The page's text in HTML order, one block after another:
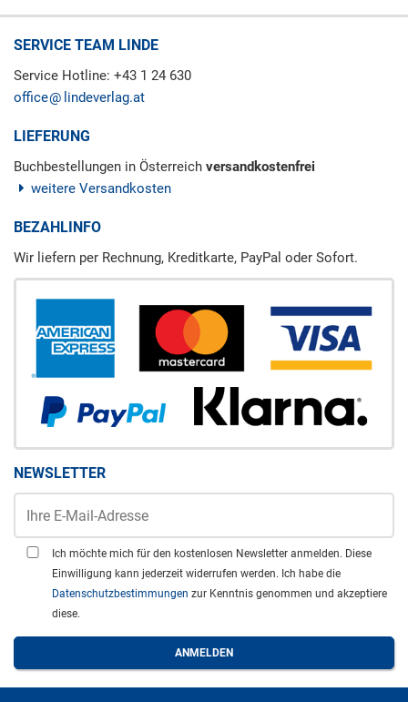
SERVICE TEAM LINDE
Service Hotline: +43 1 24 630
office
lindeverlag.at
LIEFERUNG
Buchbestellungen in Österreich versandkostenfrei
weitere Versandkosten
BEZAHLINFO
Wir liefern per Rechnung, Kreditkarte, PayPal oder Sofort.
NEWSLETTER
Ich möchte mich für den kostenlosen Newsletter anmelden. Diese
Einwilligung kann jederzeit widerrufen werden. Ich habe die
Datenschutzbestimmungen zur Kenntnis genommen und akzeptiere
diese.